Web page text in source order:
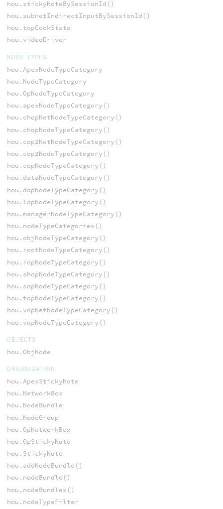
hou.stickyNoteBySessionId()
hou.subnetIndirectInputBySessionId()
hou.topCookState
hou.videoDriver
NODE TYPES
hou.ApexNodeTypeCategory
hou.NodeTypeCategory
hou.OpNodeTypeCategory
hou.apexNodeTypeCategory()
hou.chopNetNodeTypeCategory()
hou.chopNodeTypeCategory()
hou.cop2NetNodeTypeCategory()
hou.cop2NodeTypeCategory()
hou.copNodeTypeCategory()
hou.dataNodeTypeCategory()
hou.dopNodeTypeCategory()
hou.lopNodeTypeCategory()
hou.managerNodeTypeCategory()
hou.nodeTypeCategories()
hou.objNodeTypeCategory()
hou.rootNodeTypeCategory()
hou.ropNodeTypeCategory()
hou.shopNodeTypeCategory()
hou.sopNodeTypeCategory()
hou.topNodeTypeCategory()
hou.vopNetNodeTypeCategory()
hou.vopNodeTypeCategory()
OBJECTS
hou.ObjNode
ORGANIZATION
hou.ApexStickyNote
hou.NetworkBox
hou.NodeBundle
hou.NodeGroup
hou.OpNetworkBox
hou.OpStickyNote
hou.StickyNote
hou.addNodeBundle()
hou.nodeBundle()
hou.nodeBundles()
hou.nodeTypeFilter